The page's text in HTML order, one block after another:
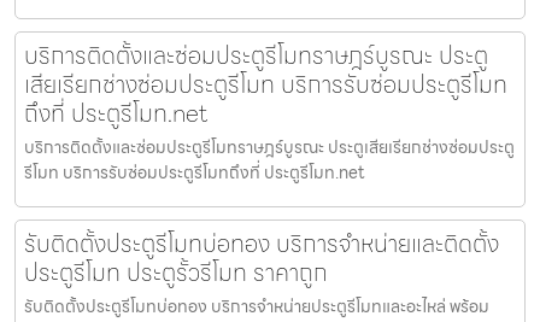
บริการติดตั้งและซ่อมประตูรีโมทราษฎร์บูรณะ ประตู
เสียเรียกช่างซ่อมประตูรีโมท บริการรับซ่อมประตูรีโมท
ถึงที่ ประตูรีโมท.net
บริการติดตั้งและซ่อมประตูรีโมทราษฎร์บูรณะ ประตูเสียเรียกช่างซ่อมประตู
รีโมท บริการรับซ่อมประตูรีโมทถึงที่ ประตูรีโมท.net
รับติดตั้งประตูรีโมทบ่อทอง บริการจำหน่ายและติดตั้ง
ประตูรีโมท ประตูรั้วรีโมท ราคาถูก
รับติดตั้งประตูรีโมทบ่อทอง บริการจำหน่ายประตูรีโมทและอะไหล่ พร้อม